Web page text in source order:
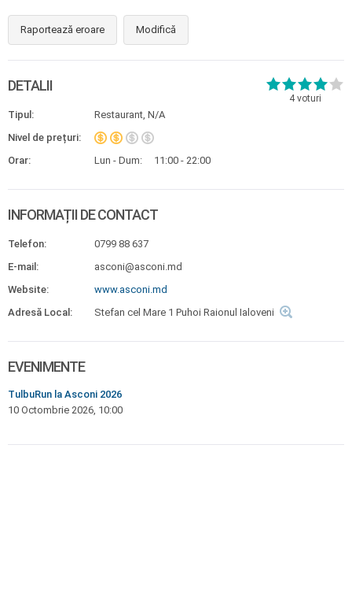
Raportează eroare Modifică
4voturi
DETALII
Tipul:
Restaurant, N/A
Nivel de prețuri:
Orar:
Lun - Dum: 11:00 - 22:00
INFORMAȚII DE CONTACT
Telefon:
0799 88 637
E-mail:
asconi@asconi.md
Website:
www.asconi.md
Adresă Local:
Stefan cel Mare 1 Puhoi Raionul Ialoveni
EVENIMENTE
TulbuRun la Asconi 2026
10 Octombrie 2026, 10:00